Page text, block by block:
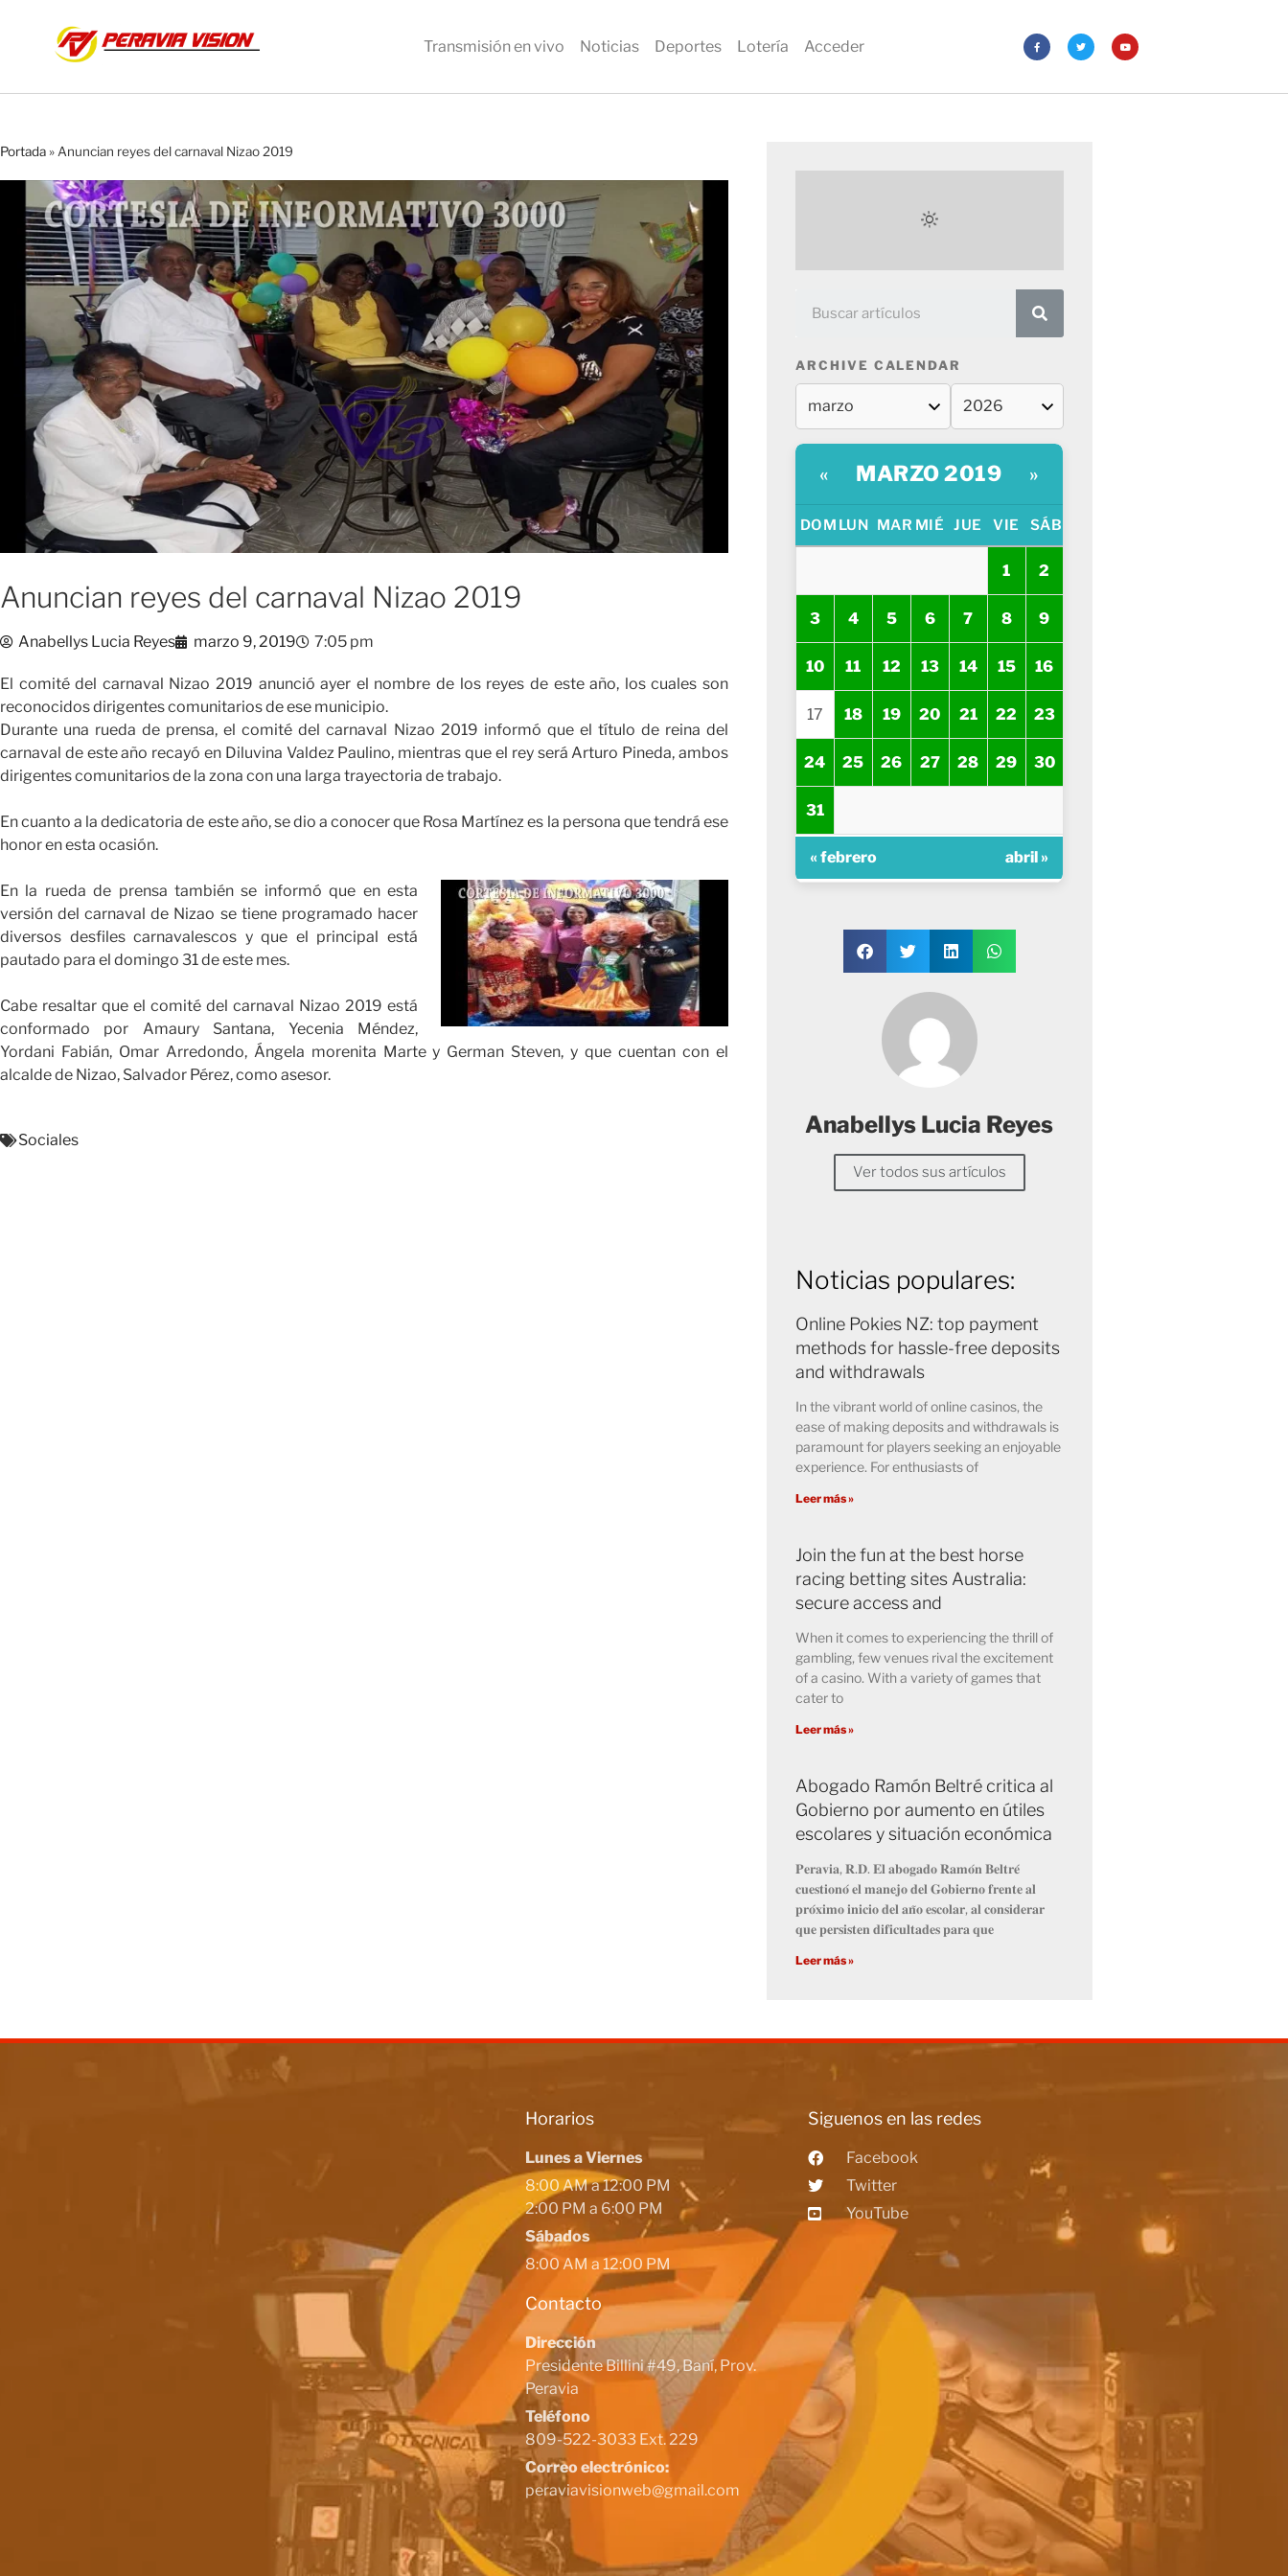
Transmisión en vivo Noticias Deportes Lotería Acceder
Portada»Anuncian reyes del carnaval Nizao 2019
Anuncian reyes del carnaval Nizao 2019
Anabellys Lucia Reyes marzo 9, 2019 7:05 pm
El comité del carnaval Nizao 2019 anunció ayer el nombre de los reyes de este año, los cuales son
reconocidos dirigentes comunitarios de ese municipio.
Durante una rueda de prensa, el comité del carnaval Nizao 2019 informó que el título de reina del
carnaval de este año recayó en Diluvina Valdez Paulino, mientras que el rey será Arturo Pineda, ambos
dirigentes comunitarios de la zona con una larga trayectoria de trabajo.
En cuanto a la dedicatoria de este año, se dio a conocer que Rosa Martínez es la persona que tendrá ese
honor en esta ocasión.
En la rueda de prensa también se informó que en esta
versión del carnaval de Nizao se tiene programado hacer
diversos desfiles carnavalescos y que el principal está
pautado para el domingo 31 de este mes.
Cabe resaltar que el comité del carnaval Nizao 2019 está
conformado por Amaury Santana, Yecenia Méndez,
Yordani Fabián, Omar Arredondo, Ángela morenita Marte y German Steven, y que cuentan con el
alcalde de Nizao, Salvador Pérez, como asesor.
Sociales
ARCHIVE CALENDAR
« MARZO 2019 »
DOM LUN MAR MIÉ JUE VIE SÁB
1 2
3 4 5 6 7 8 9
10 11 12 13 14 15 16
17 18 19 20 21 22 23
24 25 26 27 28 29 30
31
« febrero abril »
Anabellys Lucia Reyes
Ver todos sus artículos
Noticias populares:
Online Pokies NZ: top payment
methods for hassle-free deposits
and withdrawals
In the vibrant world of online casinos, the
ease of making deposits and withdrawals is
paramount for players seeking an enjoyable
experience. For enthusiasts of
Leer más »
Join the fun at the best horse
racing betting sites Australia:
secure access and
When it comes to experiencing the thrill of
gambling, few venues rival the excitement
of a casino. With a variety of games that
cater to
Leer más »
Abogado Ramón Beltré critica al
Gobierno por aumento en útiles
escolares y situación económica
𝐏𝐞𝐫𝐚𝐯𝐢𝐚, 𝐑.𝐃. 𝐄𝐥 𝐚𝐛𝐨𝐠𝐚𝐝𝐨 𝐑𝐚𝐦𝐨́𝐧 𝐁𝐞𝐥𝐭𝐫𝐞́
𝐜𝐮𝐞𝐬𝐭𝐢𝐨𝐧𝐨́ 𝐞𝐥 𝐦𝐚𝐧𝐞𝐣𝐨 𝐝𝐞𝐥 𝐆𝐨𝐛𝐢𝐞𝐫𝐧𝐨 𝐟𝐫𝐞𝐧𝐭𝐞 𝐚𝐥
𝐩𝐫𝐨́𝐱𝐢𝐦𝐨 𝐢𝐧𝐢𝐜𝐢𝐨 𝐝𝐞𝐥 𝐚𝐧̃𝐨 𝐞𝐬𝐜𝐨𝐥𝐚𝐫, 𝐚𝐥 𝐜𝐨𝐧𝐬𝐢𝐝𝐞𝐫𝐚𝐫
𝐪𝐮𝐞 𝐩𝐞𝐫𝐬𝐢𝐬𝐭𝐞𝐧 𝐝𝐢𝐟𝐢𝐜𝐮𝐥𝐭𝐚𝐝𝐞𝐬 𝐩𝐚𝐫𝐚 𝐪𝐮𝐞
Leer más »
Horarios
Lunes a Viernes
8:00 AM a 12:00 PM
2:00 PM a 6:00 PM
Sábados
8:00 AM a 12:00 PM
Contacto
Dirección
Presidente Billini #49, Baní, Prov.
Peravia
Teléfono
809-522-3033 Ext. 229
Correo electrónico:
peraviavisionweb@gmail.com
Siguenos en las redes
Facebook
Twitter
YouTube